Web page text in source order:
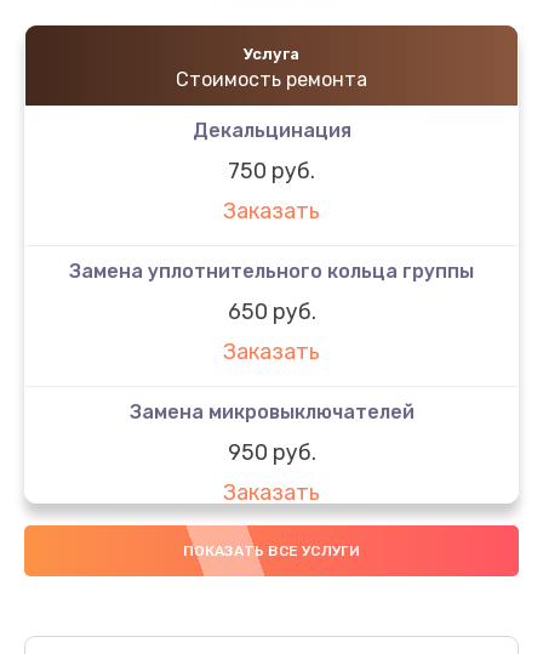
Услуга
Стоимость ремонта
Декальцинация
750 руб.
Заказать
Замена уплотнительного кольца группы
650 руб.
Заказать
Замена микровыключателей
950 руб.
Заказать
Декофенация
Заказать
ПОКАЗАТЬ ВСЕ УСЛУГИ